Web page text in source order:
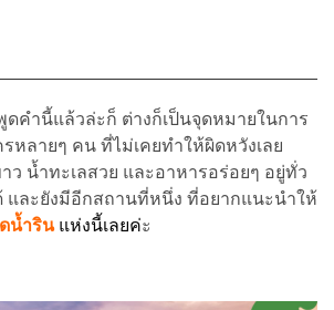
ดคำนี้แล้วล่ะก็ ต่างก็เป็นจุดหมายในการ
รหลายๆ คน ที่ไม่เคยทำให้ผิดหวังเลย
ว น้ำทะเลสวย และอาหารอร่อยๆ อยู่ทั่ว
และยังมีอีกสถานที่หนึ่ง ที่อยากแนะนำให้
น้ำริน แห่งนี้เลยค่ะ